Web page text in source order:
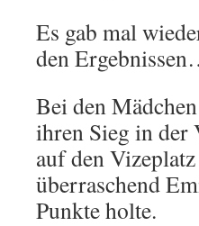
Es gab mal
den
Bei den
ihren Sieg in
auf den
überraschend
Punkte holte.